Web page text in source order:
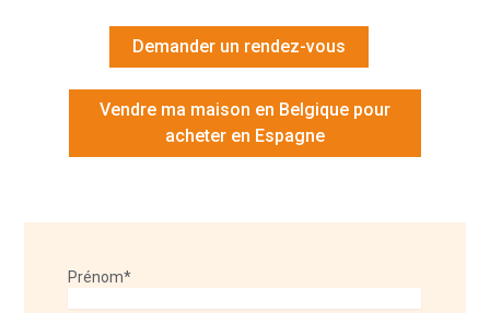
Demander un rendez-vous
Vendre ma maison en Belgique pour
acheter en Espagne
Prénom*